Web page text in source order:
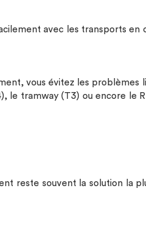
avec les transports
vous évitez les
le tramway (T3) ou encore le
reste souvent la solution la